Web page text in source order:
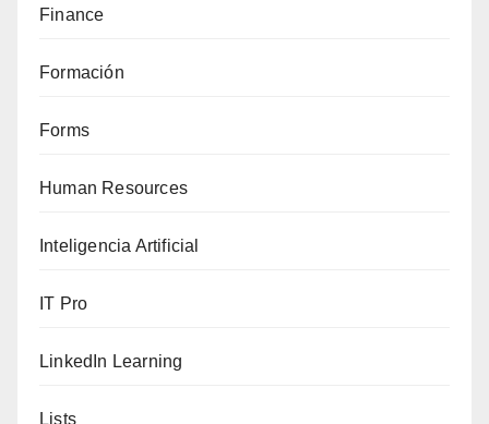
Finance
Formación
Forms
Human Resources
Inteligencia Artificial
IT Pro
LinkedIn Learning
Lists